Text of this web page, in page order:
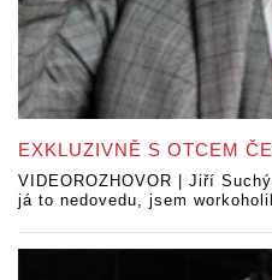
EXKLUZIVNĚ S OTCEM
VIDEOROZHOVOR | Jiří
já to nedovedu, jsem